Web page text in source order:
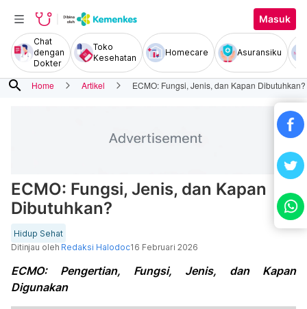
Masuk
Chat
dengan
Dokter
Toko
Kesehatan
Homecare Asuransiku
search Home Artikel ECMO: Fungsi, Jenis, dan Kapan Dibutuhkan?
ECMO: Fungsi, Jenis, dan Kapan
Dibutuhkan?
Hidup Sehat
Ditinjau oleh Redaksi Halodoc16 Februari 2026
ECMO: Pengertian, Fungsi, Jenis, dan Kapan
Digunakan